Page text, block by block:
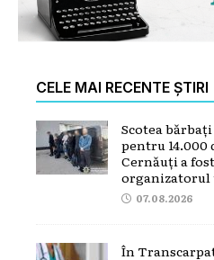
CELE MAI RECENTE ȘTIRI
Scotea
pentru
Cernăuți a
organizatorul
07.08.2026
În